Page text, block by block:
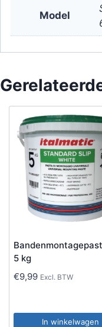
Model
5 kg
€9,99 Excl. BTW
In winkelwagen